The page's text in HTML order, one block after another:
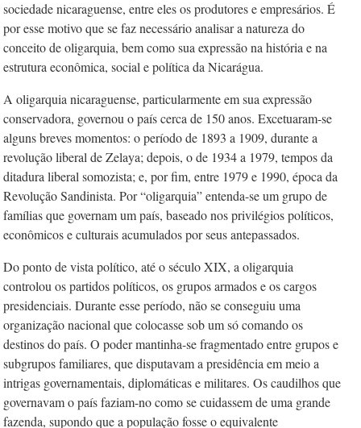
sociedade nicaraguense, entre eles os produtores e empresários. É
por esse motivo que se faz necessário analisar a natureza do
conceito de oligarquia, bem como sua expressão na história e na
estrutura econômica, social e política da Nicarágua.
A oligarquia nicaraguense, particularmente em sua expressão
conservadora, governou o país cerca de 150 anos. Excetuaram-se
alguns breves momentos: o período de 1893 a 1909, durante a
revoluçãoliberal de Zelaya; depois, o de 1934 a 1979, tempos da
ditadura liberal somozista; e, por fim, entre 1979 e 1990, época da
Revolução Sandinista. Por “oligarquia” entenda-se um grupo de
famílias que governam um país, baseado nos privilégios políticos,
econômicos e culturais acumulados por seus antepassados.
Do ponto de vista político, até o século XIX, a oligarquia
controlou os partidos políticos, os grupos armados e os cargos
presidenciais. Durante esse período, não se conseguiu uma
organização nacional que colocasse sob um só comando os
destinos do país. O poder mantinha-se fragmentado entre grupos e
subgrupos familiares, que disputavam a presidência em meio a
intrigas governamentais, diplomáticas e militares. Os caudilhos que
governavam o país faziam-no como se cuidassem de uma grande
fazenda, supondo que a população fosse o equivalente